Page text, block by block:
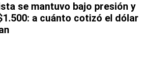
se mantuvo bajo presión y
a cuánto cotizó el dólar